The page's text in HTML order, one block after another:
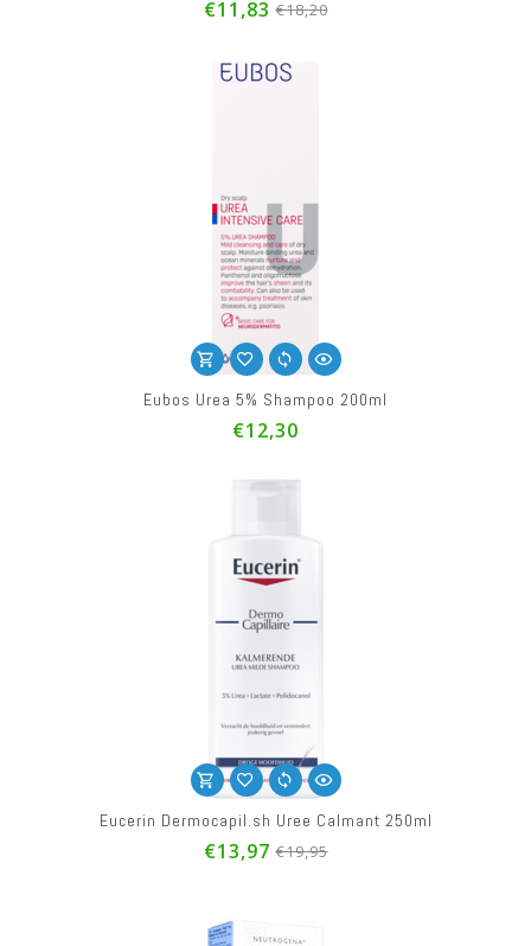
€11,83 €18,20
Eubos Urea 5% Shampoo 200ml
€12,30
Eucerin Dermocapil.sh Uree Calmant 250ml
€13,97 €19,95